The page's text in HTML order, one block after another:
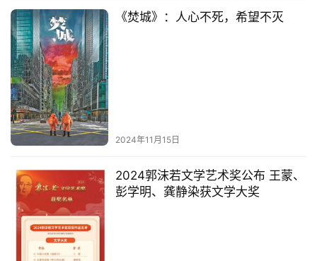
家
具
母
婴
亲
子
性
时
尚
《焚城》：人心不死，希望不灭
2024年11月15日
2024郭沫若文学艺术奖公布 王蒙、
彭学明、龚静染获文学大奖